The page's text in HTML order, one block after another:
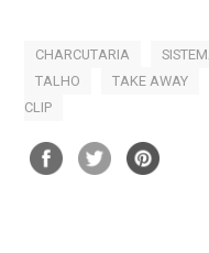
CHARCUTARIA
TALHO
TAKE AWAY
CLIP